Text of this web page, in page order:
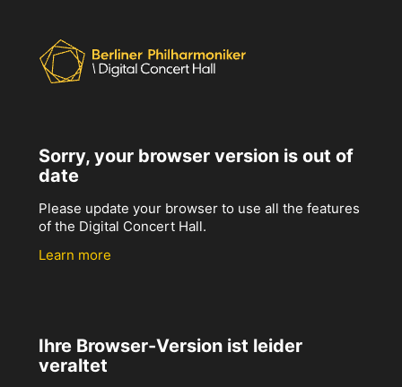
Sorry, your browser version is out of
date
Please update your browser to use all the features
of the Digital Concert Hall.
Learn more
Ihre Browser-Version ist leider
veraltet